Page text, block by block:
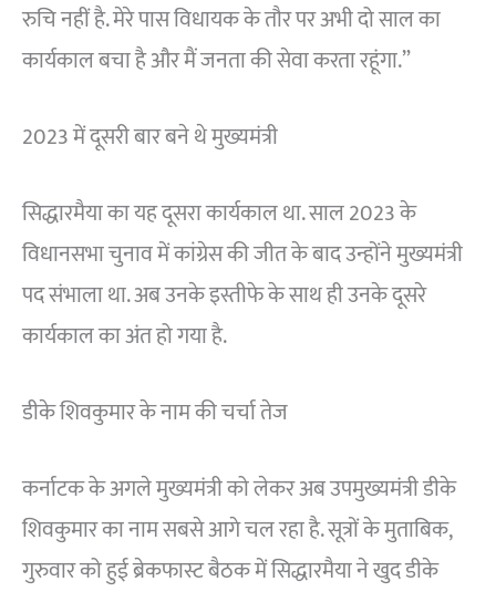
रुचि नहीं है. मेरे पास विधायक के तौर पर अभी दो साल का
कार्यकाल बचा है और मैं जनता की सेवा करता रहूंगा.”
2023 में दूसरी बार बने थे मुख्यमंत्री
सिद्धारमैया का यह दूसरा कार्यकाल था. साल 2023 के
विधानसभा चुनाव में कांग्रेस की जीत के बाद उन्होंने मुख्यमंत्री
पद संभाला था. अब उनके इस्तीफे के साथ ही उनके दूसरे
कार्यकाल का अंत हो गया है.
डीके शिवकुमार के नाम की चर्चा तेज
कर्नाटक के अगले मुख्यमंत्री को लेकर अब उपमुख्यमंत्री डीके
शिवकुमार का नाम सबसे आगे चल रहा है. सूत्रों के मुताबिक,
गुरुवार को हुई ब्रेकफास्ट बैठक में सिद्धारमैया ने खुद डीके